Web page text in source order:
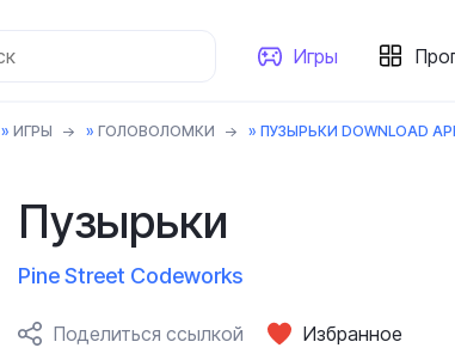
Игры
» ИГРЫ » ГОЛОВОЛОМКИ » ПУЗЫРЬКИ DOWNLOAD
Пузырьки
Pine Street Codeworks
Поделиться ссылкой Избранное